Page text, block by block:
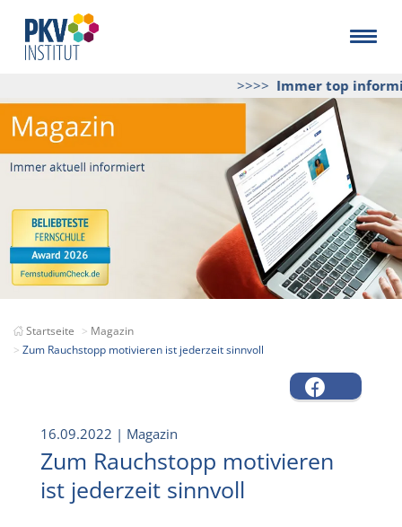
>>>>Immer top
Startseite
Magazin
Zum Rauchstopp motivieren ist jederzeit sinnvoll
16.09.2022 | Magazin
Zum Rauchstopp motivieren
ist jederzeit sinnvoll